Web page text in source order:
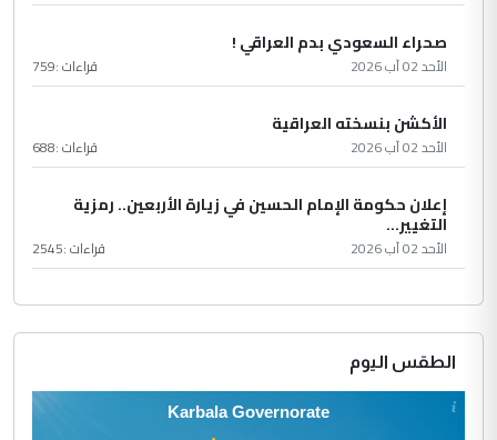
صحراء السعودي بدم العراقي !
الأحد 02 آب 2026 قراءات :759
الأكشن بنسخته العراقية
الأحد 02 آب 2026 قراءات :688
إعلان حكومة الإمام الحسين في زيارة الأربعين.. رمزية
التغيير...
الأحد 02 آب 2026 قراءات :2545
الطقس اليوم
Karbala Governorate